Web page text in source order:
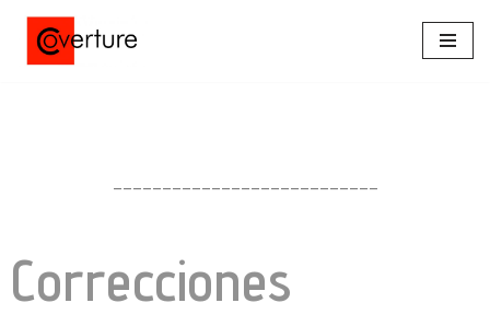
Saltar
Correcciones